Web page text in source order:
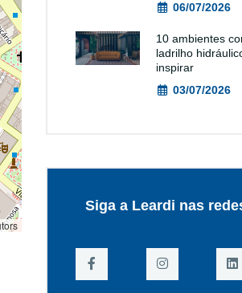
06/07/2026
10 ambientes
ladrilho
inspirar
03/07/2026
Siga a Leardi nas